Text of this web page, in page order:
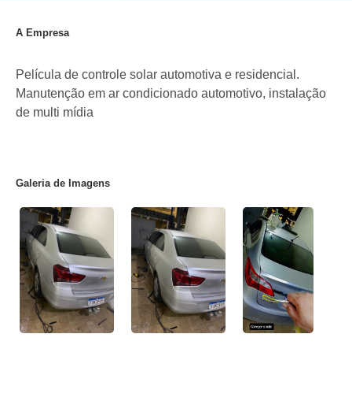
A Empresa
Película de controle solar automotiva e residencial.
Manutenção em ar condicionado automotivo, instalação
de multi mídia
Galeria de Imagens